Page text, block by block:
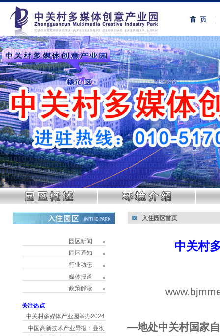
园区新闻
园区通知
行业动态
媒体报道
政策解读
关注热点
中关村多媒体产业园举办2024
中国高新技术产业导报：曼彻
入住园区首页
中关村
―地处中关村国家